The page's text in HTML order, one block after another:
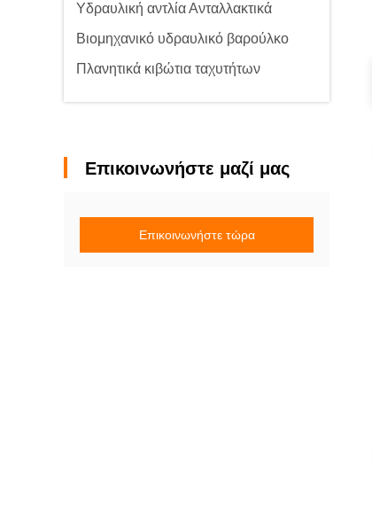
Υδραυλική αντλία Ανταλλακτικά
Βιομηχανικό υδραυλικό βαρούλκο
Πλανητικά κιβώτια ταχυτήτων
Επικοινωνήστε μαζί μας
Επικοινωνήστε τώρα